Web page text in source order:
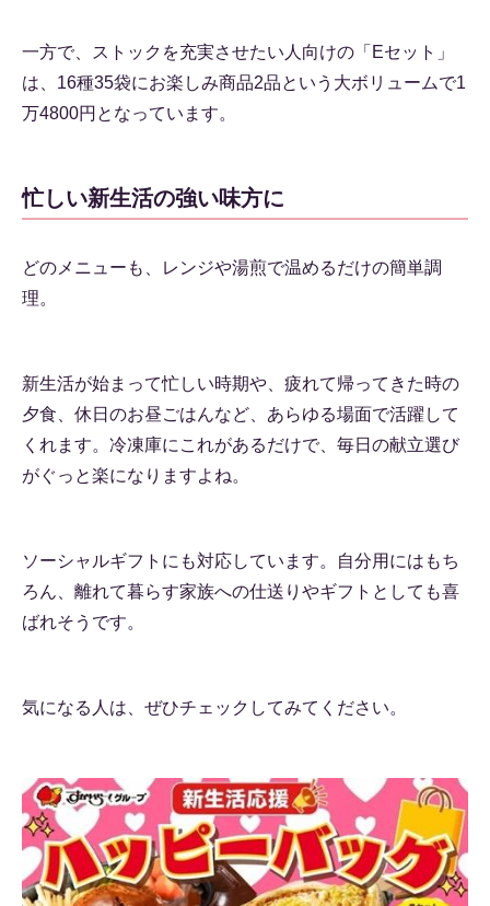
一方で、ストックを充実させたい人向けの「Eセット」
は、16種35袋にお楽しみ商品2品という大ボリュームで1
万4800円となっています。
忙しい新生活の強い味方に
どのメニューも、レンジや湯煎で温めるだけの簡単調
理。
新生活が始まって忙しい時期や、疲れて帰ってきた時の
夕食、休日のお昼ごはんなど、あらゆる場面で活躍して
くれます。冷凍庫にこれがあるだけで、毎日の献立選び
がぐっと楽になりますよね。
ソーシャルギフトにも対応しています。自分用にはもち
ろん、離れて暮らす家族への仕送りやギフトとしても喜
ばれそうです。
気になる人は、ぜひチェックしてみてください。